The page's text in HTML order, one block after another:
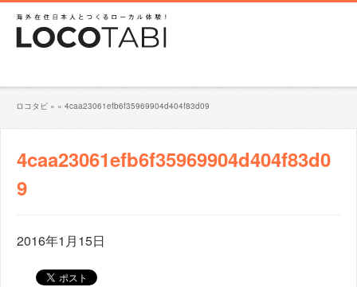
ロコタビ » » 4caa23061efb6f35969904d404f83d09
4caa23061efb6f35969904d404f83d0
9
2016年1月15日